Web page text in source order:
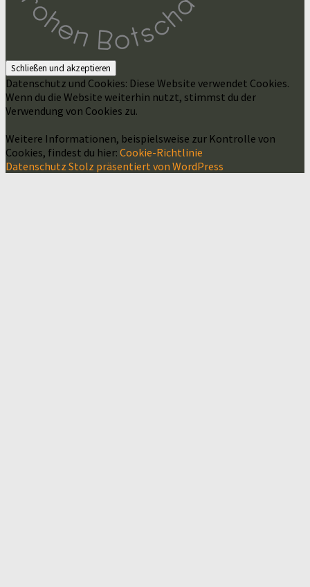
Datenschutz und Cookies: Diese Website verwendet Cookies.
Wenn du die Website weiterhin nutzt, stimmst du der
Verwendung von Cookies zu.
Weitere Informationen, beispielsweise zur Kontrolle von
Cookies, findest du hier: Cookie-Richtlinie
Datenschutz Stolz präsentiert von WordPress